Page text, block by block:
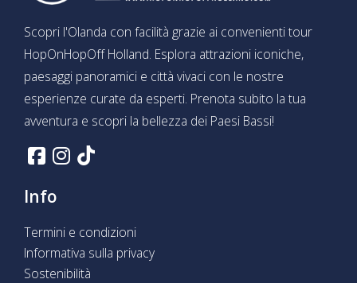
Scopri l'Olanda con facilità grazie ai convenienti tour
HopOnHopOff Holland. Esplora attrazioni iconiche,
paesaggi panoramici e città vivaci con le nostre
esperienze curate da esperti. Prenota subito la tua
avventura e scopri la bellezza dei Paesi Bassi!
Info
Termini e condizioni
Informativa sulla privacy
Sostenibilità